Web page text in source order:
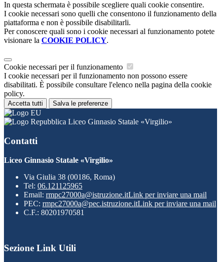
In questa schermata è possibile scegliere quali cookie consentire.
I cookie necessari sono quelli che consentono il funzionamento della
piattaforma e non è possibile disabilitarli.
Per conoscere quali sono i cookie necessari al funzionamento potete
visionare la COOKIE POLICY.
Cookie necessari per il funzionamento
I cookie necessari per il funzionamento non possono essere
disabilitati. È possibile consultare l'elenco nella pagina della cookie
policy.
Accetta tutti Salva le preferenze
Liceo Ginnasio Statale «Virgilio»
Contatti
Liceo Ginnasio Statale «Virgilio»
Via Giulia 38 (00186, Roma)
Tel: 06.121125965
Email: rmpc27000a@istruzione.itLink per inviare una mail
PEC: rmpc27000a@pec.istruzione.itLink per inviare una mail
C.F.: 80201970581
Sezione Link Utili